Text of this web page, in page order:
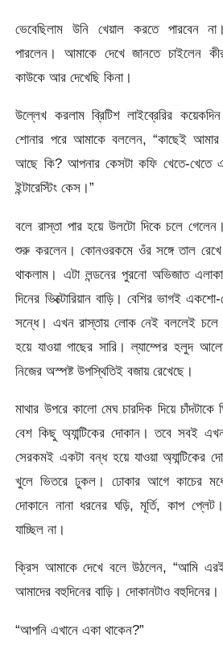
ভেবেছিলাম উনি খেয়াল করতে পারবেন
পারলেন। আমাকে দেখে জানতে চাইলেন
কাউকে আর দেখেছি কিনা।
উল্লেখ করলাম ব্রিটিশ লাইব্রেরির
শোনার পরে আমাকে বললেন, “কাছেই
আছে কি? আপনার কেসটা কফি খেতে-খেতে
ইন্টারেস্টিং কেস।”
বলে রাস্তা পার হয়ে উলটো দিকে চলে
শুরু করলেন। কোনওরকমে ওঁর সঙ্গে তাল
থাকলাম। এটা লন্ডনের পুরনো অভিজাত
দিনের ভিক্টোরিয়ান বাড়ি। বেশির ভাগই
সন্ধে। এখন রাস্তায় লোক নেই বললেই চলে।
হয়ে যাওয়া গাছের সারি। ল্যাম্পের হলুদ
নিজের অস্পষ্ট উপস্থিতিই বজায় রেখেছে।
মাথার উপরে কালো মেঘ চারদিক দিয়ে চাঁদটাকে
বেশ কিছু অ্যান্টিকের দোকান। তবে সবই
সেরকমই একটা বন্ধ হয়ে যাওয়া অ্যান্টিকের
খুলে ভিতরে ঢুকল। ঢোকার আগে কাচের
দোকানে নানা ধরনের ঘড়ি, মূর্তি, কাপ
যাচ্ছিল না।
ক্রিস আমাকে দেখে বলে উঠলেন, “আমি
আমাদের বহুদিনের বাড়ি। দোকানটাও
“আপনি এখানে একা থাকেন?”